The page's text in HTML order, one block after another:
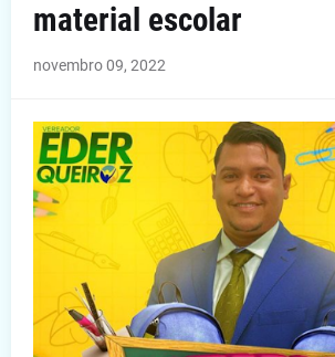
material escolar
novembro 09, 2022